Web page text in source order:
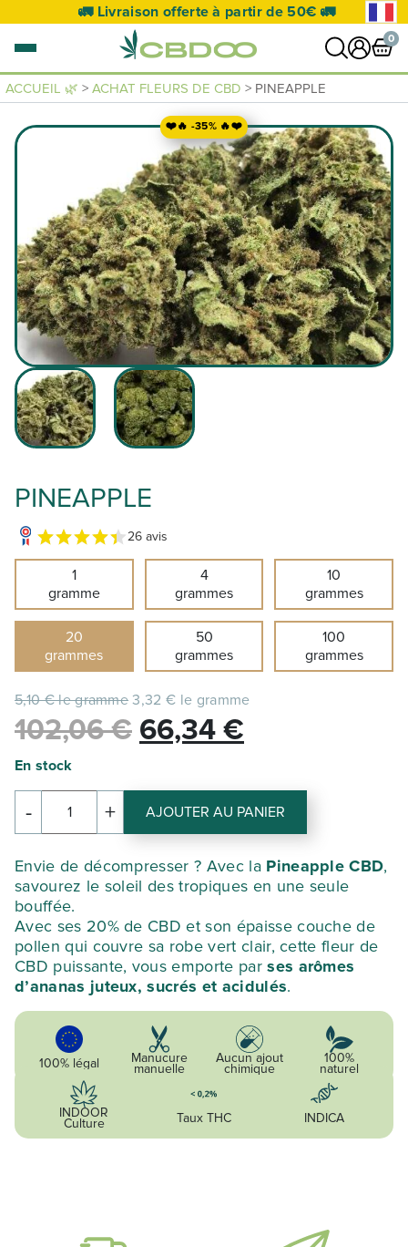
🚛 Livraison offerte à partir de 50€ 🚛
0
0 article VOIR PANIER
Votre panier est vide.
ACCUEIL 🌿 > ACHAT FLEURS DE CBD > PINEAPPLE
❤️🔥 -35% 🔥❤️
PINEAPPLE
26 avis
1
gramme
4
grammes
10
grammes
20
grammes
50
grammes
100
grammes
5,10 € le gramme 3,32 € le gramme
102,06€ Le
initial
était :
102,06 €.
66,34 €
actuel
est :
66,34 €.
En stock
-
quantité
de
PINEAPPLE
+ AJOUTER AU PANIER
Envie de décompresser ? Avec laPineapple CBD,
savourez le soleil des tropiques en une seule
bouffée.
Avec ses 20% de CBD et son épaisse couche de
pollen qui couvre sa robe vert clair, cette fleur de
CBD puissante, vous emporte parses arômes
d’ananas juteux, sucrés et acidulés.
100% légal Manucure
manuelle
Aucun ajout
chimique
100%
naturel
INDOOR
Culture Taux THC INDICA